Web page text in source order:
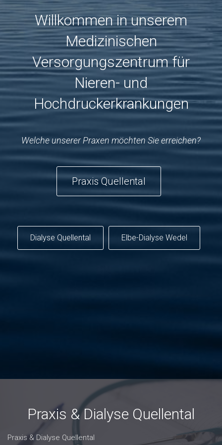
Willkommen in unserem
Medizinischen
Versorgungszentrum für
Nieren- und
Hochdruckerkrankungen
Welche unserer Praxen möchten Sie erreichen?
Praxis Quellental
Dialyse Quellental Elbe-Dialyse Wedel
Praxis & Dialyse Quellental
Praxis & Dialyse Quellental